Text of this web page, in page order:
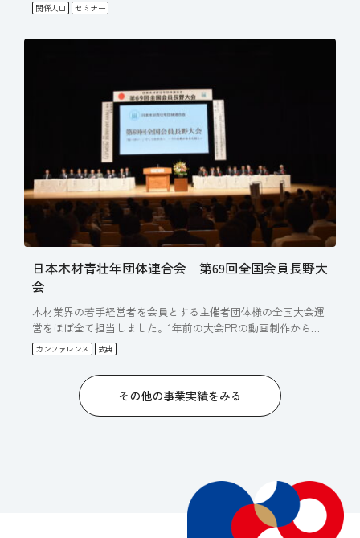
関係人口
セミナー
日本木材青壮年団体連合会 第69回全国会員長野大
会
木材業界の若手経営者を会員とする主催者団体様の全国大会運
営をほぼ全て担当しました。1年前の大会PRの動画制作から始
まり、…
カンファレンス 式典
その他の事業実績をみる